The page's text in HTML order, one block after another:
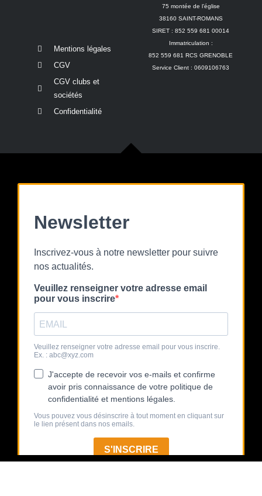
Mentions légales
CGV
CGV clubs et
sociétés
Confidentialité
75 montée de l’église
38160 SAINT-ROMANS
SIRET : 852 559 681 00014
Immatriculation :
852 559 681 RCS GRENOBLE
Service Client : 0609106763